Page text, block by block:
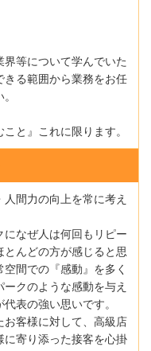
等について学んでいた
きる範囲から業務をお任
と』これに限ります。
間力の向上を常に考え
なぜ人は何回もリピー
とんどの方が感じると思
間での『感動』を多く
クのような感動を与え
表の強い思いです。
お客様に対して、高級店
に寄り添った接客を心掛